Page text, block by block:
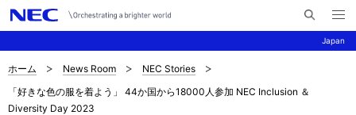
Japan
イ
メ
ニ
ュ
ナ
ビ
サ
イ
ホーム News Room
NEC Stories
「好きな色の服を着よう」 44か国から18000人参加 NEC Inclusion ＆
Diversity Day 2023